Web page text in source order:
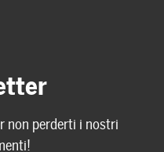
non perderti i nostri